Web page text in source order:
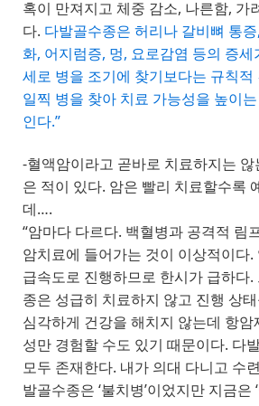
혹이 만져지고 체중 감소, 나른함, 가
다. 다발골수종은 허리나 갈비뼈 통
화, 어지럼증, 멍, 요로감염 등의 증
세로 병을 조기에 찾기보다는 규칙적
일찍 병을 찾아 치료 가능성을 높이
인다.”
-혈액암이라고 곧바로 치료하지는
은 적이 있다. 암은 빨리 치료할수록
데….
“암마다 다르다. 백혈병과 공격적 림
암치료에 들어가는 것이 이상적이다
급속도로 진행하므로 한시가 급하다
종은 성급히 치료하지 않고 진행 상
심각하게 건강을 해치지 않는데 항
성만 경험할 수도 있기 때문이다. 다
모두 존재한다. 내가 의대 다니고 수
발골수종은 ‘불치병’이었지만 지금은